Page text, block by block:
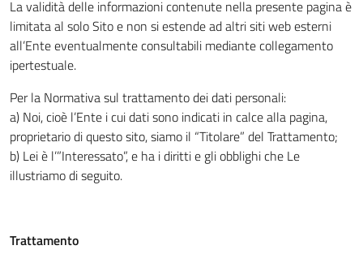
La validità delle informazioni contenute nella presente pagina è
limitata al solo Sito e non si estende ad altri siti web esterni
all’Ente eventualmente consultabili mediante collegamento
ipertestuale.
Per la Normativa sul trattamento dei dati personali:
a) Noi, cioè l’Ente i cui dati sono indicati in calce alla pagina,
proprietario di questo sito, siamo il “Titolare” del Trattamento;
b) Lei è l’”Interessato”, e ha i diritti e gli obblighi che Le
illustriamo di seguito.
Trattamento